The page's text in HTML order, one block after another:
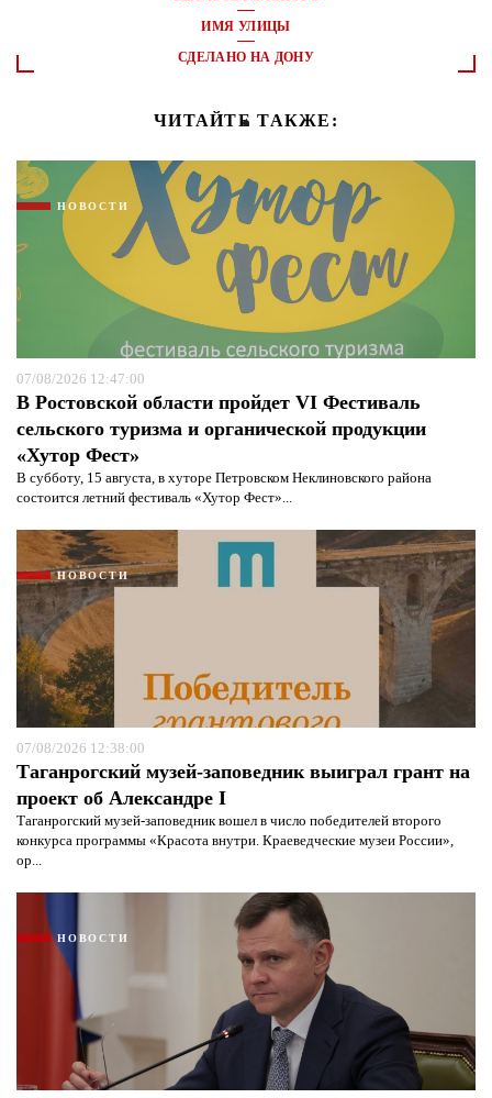
ИМЯ УЛИЦЫ
СДЕЛАНО НА ДОНУ
ЧИТАЙТЕ ТАКЖЕ:
НОВОСТИ
07/08/2026 12:47:00
В Ростовской области пройдет VI Фестиваль
сельского туризма и органической продукции
«Хутор Фест»
В субботу, 15 августа, в хуторе Петровском Неклиновского района
состоится летний фестиваль «Хутор Фест»...
НОВОСТИ
07/08/2026 12:38:00
Таганрогский музей-заповедник выиграл грант на
проект об Александре I
Таганрогский музей-заповедник вошел в число победителей второго
конкурса программы «Красота внутри. Краеведческие музеи России»,
ор...
НОВОСТИ